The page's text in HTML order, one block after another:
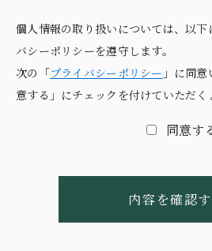
個人情報の取り扱いについては、以下
バシーポリシーを遵守します。
次の「プライバシーポリシー 」に同
意する」にチェックを付けていただく
同意す